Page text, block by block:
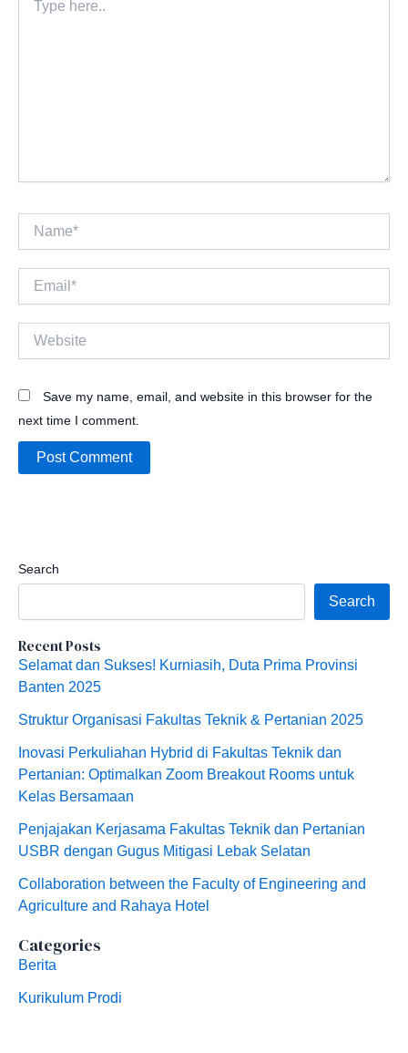
here..
Save my name, email, and website in this browser for the
next time I comment.
Search
Search
Recent Posts
Selamat dan Sukses! Kurniasih, Duta Prima Provinsi
Banten 2025
Struktur Organisasi Fakultas Teknik & Pertanian 2025
Inovasi Perkuliahan Hybrid di Fakultas Teknik dan
Pertanian: Optimalkan Zoom Breakout Rooms untuk
Kelas Bersamaan
Penjajakan Kerjasama Fakultas Teknik dan Pertanian
USBR dengan Gugus Mitigasi Lebak Selatan
Collaboration between the Faculty of Engineering and
Agriculture and Rahaya Hotel
Categories
Berita
Kurikulum Prodi